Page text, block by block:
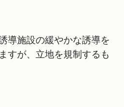
導施設の緩やかな誘導を
すが、立地を規制するも